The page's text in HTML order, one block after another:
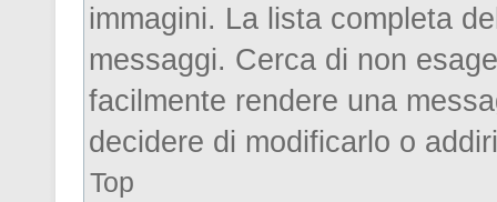
immagini. La lista completa
messaggi. Cerca di non
facilmente rendere una
decidere di modificarlo o
Top